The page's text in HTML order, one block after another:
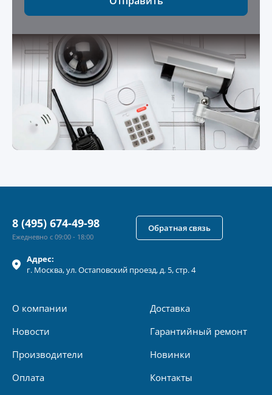
Адрес:
г. Москва, ул.Остаповский проезд, д. 5, стр. 4
О компании
Новости
Производители
Оплата
Доставка
Гарантийный ремонт
Новинки
Контакты
8 (495) 674-49-98
Ежедневно с 09:00 - 18:00
Обратная связь